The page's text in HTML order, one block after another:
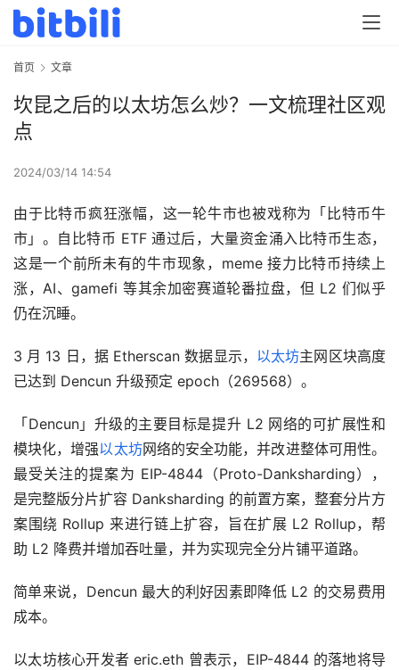
首页 文章
坎昆之后的以太坊怎么炒？一文梳理社区观
点
2024/03/14 14:54
由于比特币疯狂涨幅，这一轮牛市也被戏称为「比特币牛
市」。自比特币 ETF 通过后，大量资金涌入比特币生态，
这是一个前所未有的牛市现象，meme 接力比特币持续上
涨，AI、gamefi 等其余加密赛道轮番拉盘，但 L2 们似乎
仍在沉睡。
3 月 13 日，据 Etherscan 数据显示， 以太坊主网区块高度
已达到 Dencun 升级预定 epoch（269568）。
「Dencun」升级的主要目标是提升 L2 网络的可扩展性和
模块化，增强以太坊网络的安全功能，并改进整体可用性。
最受关注的提案为 EIP-4844（Proto-Danksharding），
是完整版分片扩容 Danksharding 的前置方案，整套分片方
案围绕 Rollup 来进行链上扩容，旨在扩展 L2 Rollup，帮
助 L2 降费并增加吞吐量，并为实现完全分片铺平道路。
简单来说，Dencun 最大的利好因素即降低 L2 的交易费用
成本。
以太坊核心开发者 eric.eth 曾表示，EIP-4844 的落地将导